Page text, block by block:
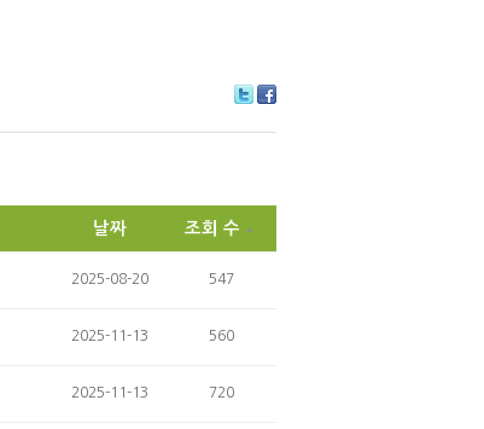
itte ce
날짜 조회 수
2025-08-20 547
2025-11-13 560
2025-11-13 720